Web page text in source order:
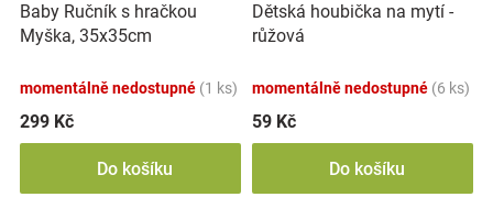
Baby Ručník s hračkou
Myška, 35x35cm
momentálně nedostupné (1 ks)
299 Kč
Do košíku
Dětská houbička na mytí -
růžová
momentálně nedostupné (6 ks)
59 Kč
Do košíku